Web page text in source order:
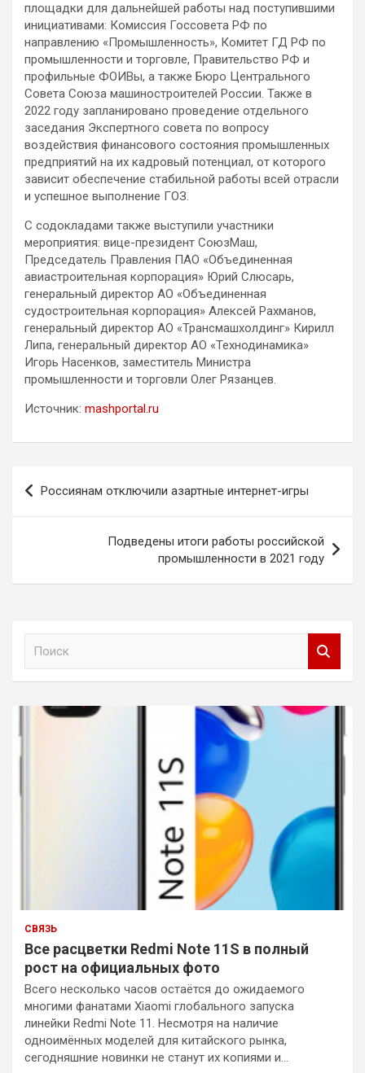
площадки для дальнейшей работы над поступившими
инициативами: Комиссия Госсовета РФ по
направлению «Промышленность», Комитет ГД РФ по
промышленности и торговле, Правительство РФ и
профильные ФОИВы, а также Бюро Центрального
Совета Союза машиностроителей России. Также в
2022 году запланировано проведение отдельного
заседания Экспертного совета по вопросу
воздействия финансового состояния промышленных
предприятий на их кадровый потенциал, от которого
зависит обеспечение стабильной работы всей отрасли
и успешное выполнение ГОЗ.
С содокладами также выступили участники
мероприятия: вице-президент СоюзМаш,
Председатель Правления ПАО «Объединенная
авиастроительная корпорация» Юрий Слюсарь,
генеральный директор АО «Объединенная
судостроительная корпорация» Алексей Рахманов,
генеральный директор АО «Трансмашхолдинг» Кирилл
Липа, генеральный директор АО «Технодинамика»
Игорь Насенков, заместитель Министра
промышленности и торговли Олег Рязанцев.
Источник: mashportal.ru
Навигация
по
Россиянам отключили азартные интернет-игры
Подведены итоги работы российской
промышленности в 2021 году
к
СВЯЗЬ
Все расцветки Redmi Note 11S в полный
рост на официальных фото
Всего несколько часов остаётся до ожидаемого
многими фанатами Xiaomi глобального запуска
линейки Redmi Note 11. Несмотря на наличие
одноимённых моделей для китайского рынка,
сегодняшние новинки не станут их копиями и…